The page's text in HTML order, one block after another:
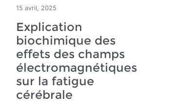
15 avril, 2025
Explication
biochimique des
effets des champs
électromagnétiques
sur la fatigue
cérébrale